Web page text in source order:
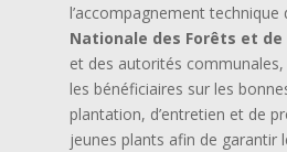
l’accompagnement technique
Nationale des Forêts et de
et des autorités
les bénéficiaires sur les
plantation, d’entretien et de
jeunes plants afin de garantir